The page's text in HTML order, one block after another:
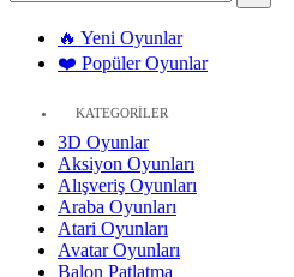
🔥 Yeni Oyunlar
❤️ Popüler Oyunlar
KATEGORİLER
3D Oyunlar
Aksiyon Oyunları
Alışveriş Oyunları
Araba Oyunları
Atari Oyunları
Avatar Oyunları
Balon Patlatma